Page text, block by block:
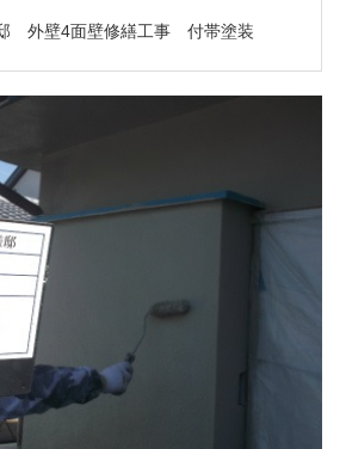
外壁4面壁修繕工事 付帯塗装